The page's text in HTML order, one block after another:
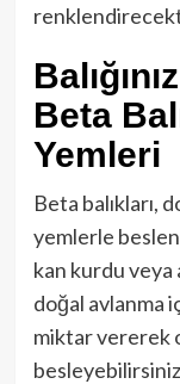
Beta
Yemleri
Beta balıkları,
yemlerle
kan kurdu veya
doğal avlanma
miktar vererek